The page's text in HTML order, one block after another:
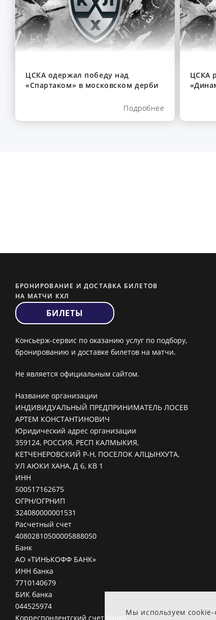
Мы используем
ЦСКА одержал победу над
«Спартаком» в московском дерби
Подробнее
ЦСКА
БРОНИРОВАНИЕ И ДОСТАВКА БИЛЕТОВ
НА МАТЧИ КХЛ
БИЛЕТЫ
Консьерж-сервис по оказанию услуг по подбору,
бронированию и доставке билетов на матчи.
Не является официальным сайтом.
Название организации
ИНДИВИДУАЛЬНЫЙ ПРЕДПРИНИМАТЕЛЬ ЛОСЕВ
АРТЕМ КОНСТАНТИНОВИЧ
Юридический адрес организации
359124, РОССИЯ, РЕСП КАЛМЫКИЯ,
КЕТЧЕНЕРОВСКИЙ Р-Н, ПОСЕЛОК АЛЦЫНХУТА,
УЛ АЮКИ ХАНА, Д 6, КВ 1
ИНН
500517162675
ОГРН/ОГРНИП
324080000001531
Расчетный счет
40802810500005888050
Банк
АО «ТИНЬКОФФ БАНК»
ИНН банка
7710140679
БИК банка
044525974
Корреспондентский счет банка